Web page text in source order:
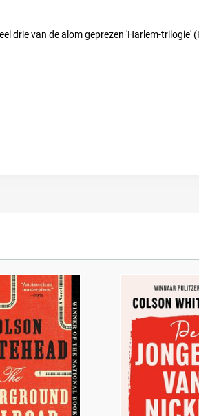
drie van de alom geprezen 'Harlem-